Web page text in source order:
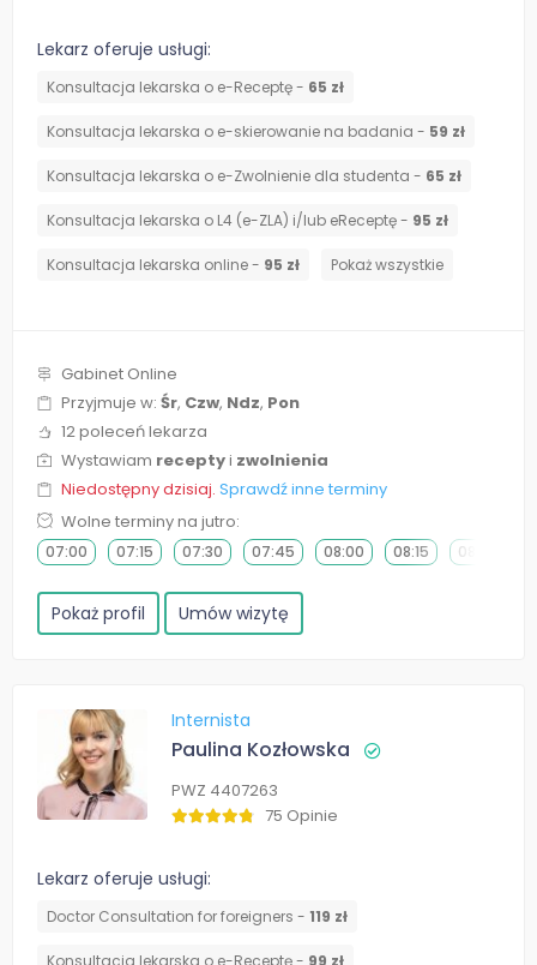
Lekarz oferuje usługi:
Konsultacja lekarska o e-Receptę - 65 zł
Konsultacja lekarska o e-skierowanie na badania - 59 zł
Konsultacja lekarska o e-Zwolnienie dla studenta - 65 zł
Konsultacja lekarska o L4 (e-ZLA) i/lub eReceptę - 95 zł
Konsultacja lekarska online - 95 zł Pokaż wszystkie
Gabinet Online
Przyjmuje w: Śr, Czw, Ndz, Pon
12 poleceń lekarza
Wystawiam receptyi zwolnienia
Niedostępny dzisiaj. Sprawdź inne terminy
Wolne terminy na jutro:
07:00 07:15 07:30 07:45 08:00 08:15 08:30
Pokaż profil Umów wizytę
Internista
Paulina Kozłowska
PWZ 4407263
75 Opinie
Lekarz oferuje usługi:
Doctor Consultation for foreigners - 119 zł
Konsultacja lekarska o e-Receptę - 99 zł